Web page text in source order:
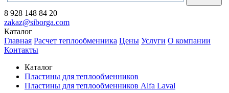
8 928 148 84 20
zakaz@siborga.com
Каталог
Главная Расчет теплообменника Цены Услуги О компании
Контакты
Каталог
Пластины для теплообменников
Пластины для теплообменников Alfa Laval